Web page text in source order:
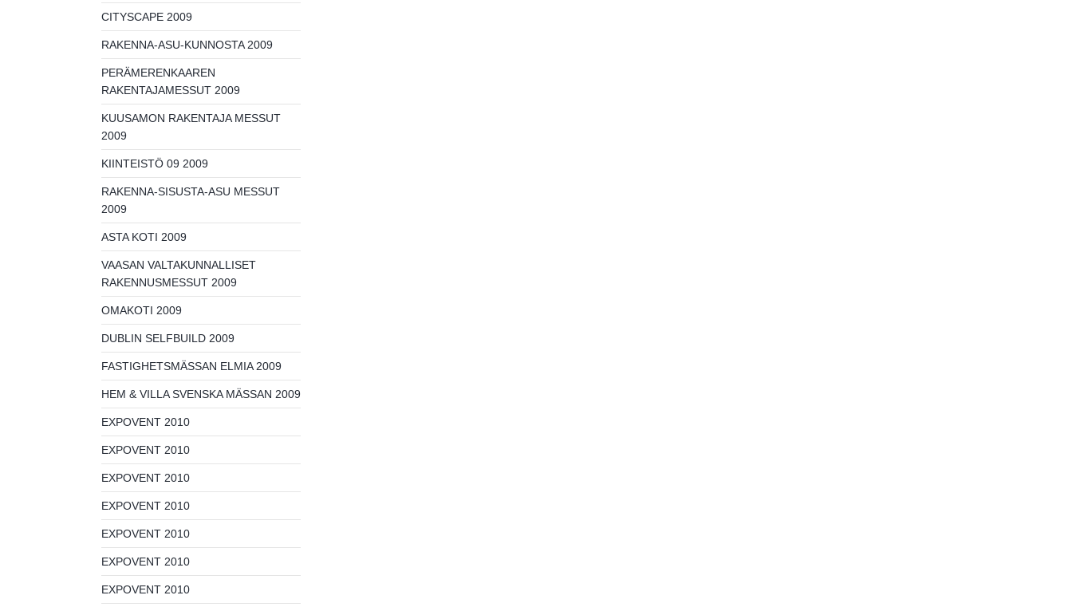
CITYSCAPE 2009
RAKENNA-ASU-KUNNOSTA 2009
PERÄMERENKAAREN
RAKENTAJAMESSUT 2009
KUUSAMON RAKENTAJA MESSUT
2009
KIINTEISTÖ 09 2009
RAKENNA-SISUSTA-ASU MESSUT
2009
ASTA KOTI 2009
VAASAN VALTAKUNNALLISET
RAKENNUSMESSUT 2009
OMAKOTI 2009
DUBLIN SELFBUILD 2009
FASTIGHETSMÄSSAN ELMIA 2009
HEM & VILLA SVENSKA MÄSSAN 2009
EXPOVENT 2010
EXPOVENT 2010
EXPOVENT 2010
EXPOVENT 2010
EXPOVENT 2010
EXPOVENT 2010
EXPOVENT 2010